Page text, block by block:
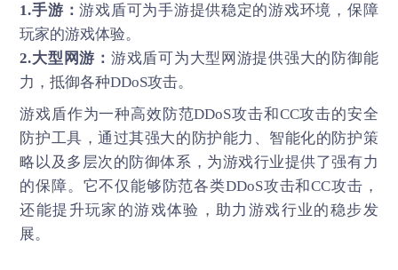
1.手游：游戏盾可为手游提供稳定的游戏环境，保障
玩家的游戏体验。
2.大型网游： 游戏盾可为大型网游提供强大的防御能
力，抵御各种DDoS攻击。
游戏盾作为一种高效防范DDoS攻击和CC攻击的安全
防护工具，通过其强大的防护能力、智能化的防护策
略以及多层次的防御体系，为游戏行业提供了强有力
的保障。它不仅能够防范各类DDoS攻击和CC攻击，
还能提升玩家的游戏体验，助力游戏行业的稳步发
展。